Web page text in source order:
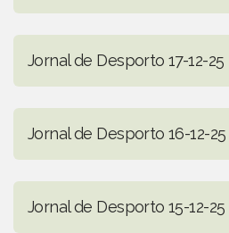
Jornal de Desporto 17-12-25
Jornal de Desporto 16-12-25
Jornal de Desporto 15-12-25